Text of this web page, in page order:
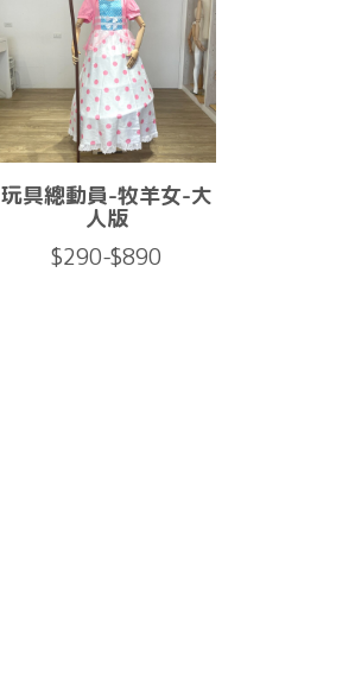
玩具總動員-牧羊女-大
人版
$290-$890